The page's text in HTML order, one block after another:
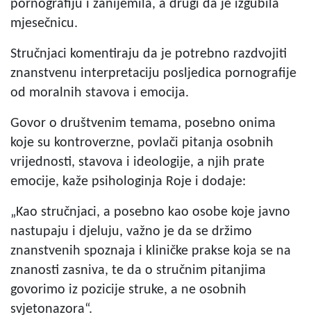
pornografiju i zanijemila, a drugi da je izgubila
mjesečnicu.
Stručnjaci komentiraju da je potrebno razdvojiti
znanstvenu interpretaciju posljedica pornografije
od moralnih stavova i emocija.
Govor o društvenim temama, posebno onima
koje su kontroverzne, povlači pitanja osobnih
vrijednosti, stavova i ideologije, a njih prate
emocije, kaže psihologinja Roje i dodaje:
„Kao stručnjaci, a posebno kao osobe koje javno
nastupaju i djeluju, važno je da se držimo
znanstvenih spoznaja i kliničke prakse koja se na
znanosti zasniva, te da o stručnim pitanjima
govorimo iz pozicije struke, a ne osobnih
svjetonazora“.